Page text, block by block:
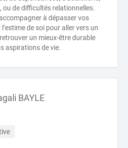
ou de difficultés relationnelles.
à dépasser vos
de soi pour aller vers un
un mieux-être durable
aspirations de vie.
BAYLE